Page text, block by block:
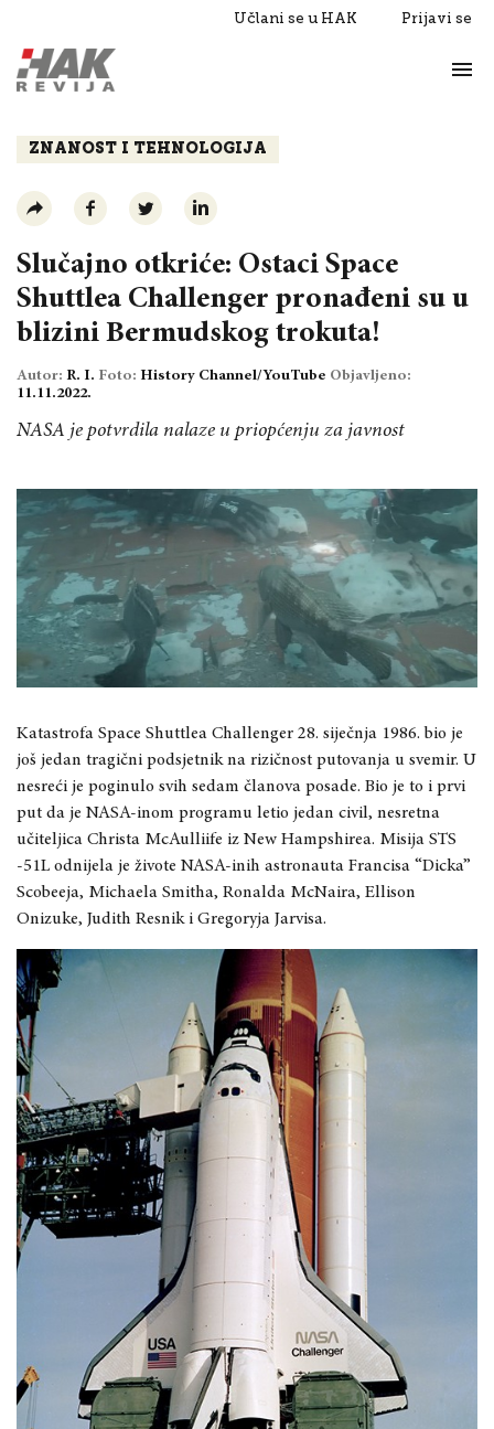
Učlani se u HAK Prijavi se
Razgovori
ZNANOST I TEHNOLOGIJA
Slučajno otkriće: Ostaci Space
Shuttlea Challenger pronađeni su u
blizini Bermudskog trokuta!
Autor: R. I. Foto: History Channel/YouTube Objavljeno:
11.11.2022.
NASA je potvrdila nalaze u priopćenju za javnost
Katastrofa Space Shuttlea Challenger 28. siječnja 1986. bio je
još jedan tragični podsjetnik na rizičnost putovanja u svemir. U
nesreći je poginulo svih sedam članova posade. Bio je to i prvi
put da je NASA-inom programu letio jedan civil, nesretna
učiteljica Christa McAulliife iz New Hampshirea. Misija STS
-51L odnijela je živote NASA-inih astronauta Francisa “Dicka”
Scobeeja, Michaela Smitha, Ronalda McNaira, Ellison
Onizuke, Judith Resnik i Gregoryja Jarvisa.